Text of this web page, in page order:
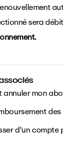
sera
annuler mon
d'un